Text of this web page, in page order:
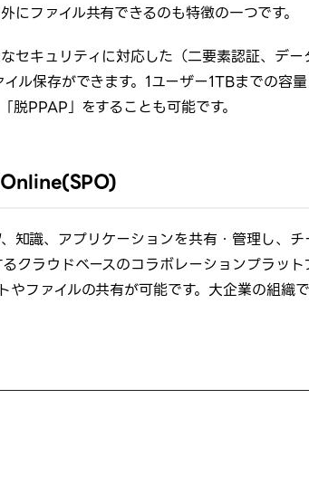
ファイル共有できるのも特徴の一つです。
キュリティに対応した（二要素認証、デー
ル保存ができます。1ユーザー1TBまでの容量
PPAP」をすることも可能です。
識、アプリケーションを共有・管理し、チ
クラウドベースのコラボレーションプラット
やファイルの共有が可能です。大企業の組織で